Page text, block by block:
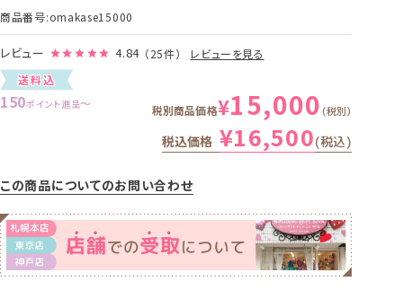
商品番号 omakase15000
レビュー 4.84 （25件）
レビューを見る
送料込
150ポイント進呈〜 税別商品価格¥15,000 税別
税込価格 ¥16,500 税込
この商品についてのお問い合わせ